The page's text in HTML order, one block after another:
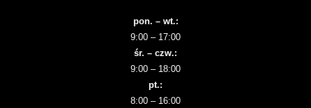
pon. – wt.:
9:00 – 17:00
śr. – czw.:
9:00 – 18:00
pt.:
8:00 – 16:00